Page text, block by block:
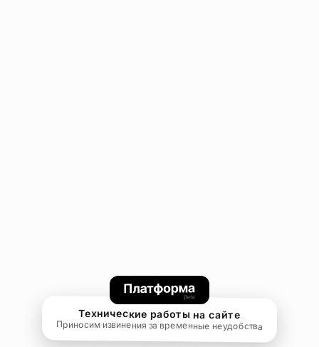
Технические работы на сайте
Приносим извинения за временные неудобства